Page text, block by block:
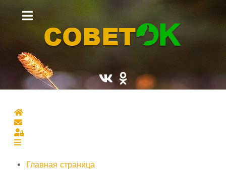
Главная страница
Подписаться на блог
Sign In
Главная страница